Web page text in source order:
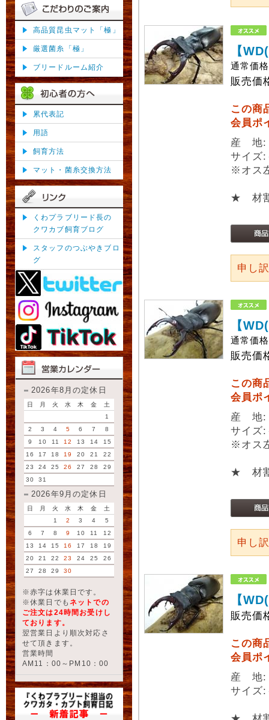
高品質昆虫マット「極」
厳選菌糸「極」
ブリードルーム紹介
累代表記
用語
飼育方法
マット・菌糸交換方法
くわプラブリード長の
クワカブ飼育ブログ
スタッフのつぶやきブロ
グ
2026年8月の定休日
日 月 火 水 木 金
土
1
2
3 4 5 6 7
8
9
10 11 12 13 14
15
16
17 18 19 20 21
22
23
24 25 26 27 28
29
30
31
2026年9月の定休日
日 月 火 水 木 金
土
1
2 3 4
5
6
7 8 9 10 11
12
13
14 15 16 17 18
19
20
21 22 23 24 25
26
27
28 29 30
※赤字は休業日です。
※休業日でも ネットでの
ご注文は24時間お受けし
ております。
翌営業日より順次対応さ
せて頂きます。
営業時間
AM11：00～PM10：00
【
通常価
販売価
この商
会員ポ
産 地:
サイ
※オス
★ 材
申し
【
通常価
販売価
この商
会員ポ
産 地:
サイ
※オス
★ 材
申し
【
販売価
この商
会員ポ
産 地:
サイ